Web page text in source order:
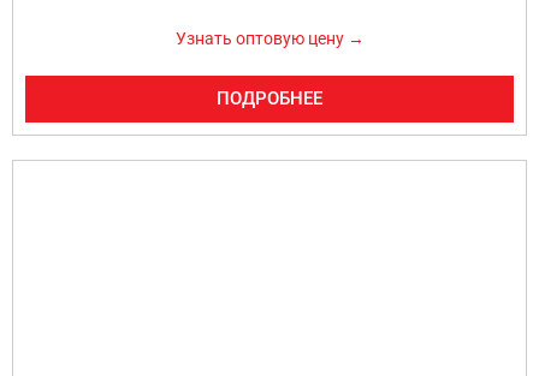
Узнать оптовую цену →
ПОДРОБНЕЕ